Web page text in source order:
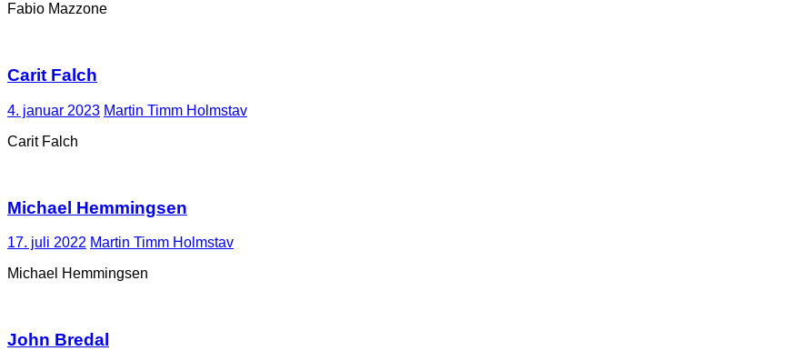
Fabio Mazzone
Carit Falch
4. januar 2023 Martin Timm Holmstav
Carit Falch
Michael Hemmingsen
17. juli 2022 Martin Timm Holmstav
Michael Hemmingsen
John Bredal